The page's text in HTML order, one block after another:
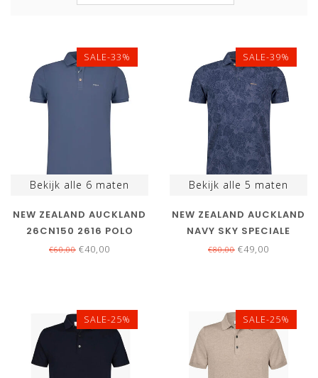
SALE-33%
Bekijk alle 6 maten
NEW ZEALAND AUCKLAND
26CN150 2616 POLO
NAVY BLUE DONKERBLAUW
€60,00 €40,00
SALE-39%
Bekijk alle 5 maten
NEW ZEALAND AUCKLAND
NAVY SKY SPECIALE
BLOEMENPRINT POLO
€80,00 €49,00
SALE-25% SALE-25%